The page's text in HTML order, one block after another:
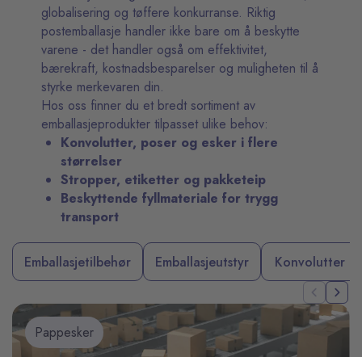
globalisering og tøffere konkurranse. Riktig
postemballasje handler ikke bare om å beskytte
varene - det handler også om effektivitet,
bærekraft, kostnadsbesparelser og muligheten til å
styrke merkevaren din.
Hos oss finner du et bredt sortiment av
emballasjeprodukter tilpasset ulike behov:
Konvolutter, poser og esker i flere
størrelser
Stropper, etiketter og pakketeip
Beskyttende fyllmateriale for trygg
transport
Emballasjetilbehør Emballasjeutstyr Konvolutter
Pappesker